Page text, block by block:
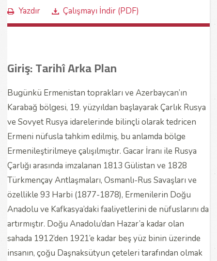
Yazdır Çalışmayı İndir (PDF)
Giriş: Tarihî Arka Plan
Bugünkü Ermenistan toprakları ve Azerbaycan’ın
Karabağ bölgesi, 19. yüzyıldan başlayarak Çarlık Rusya
ve Sovyet Rusya idarelerinde bilinçli olarak tedricen
Ermeni nüfusla tahkim edilmiş, bu anlamda bölge
Ermenileştirilmeye çalışılmıştır. Gacar İranı ile Rusya
Çarlığı arasında imzalanan 1813 Gülistan ve 1828
Türkmençay Antlaşmaları, Osmanlı-Rus Savaşları ve
özellikle 93 Harbi (1877-1878), Ermenilerin Doğu
Anadolu ve Kafkasya’daki faaliyetlerini de nüfuslarını da
artırmıştır. Doğu Anadolu’dan Hazar’a kadar olan
sahada 1912’den 1921’e kadar beş yüz binin üzerinde
insanın, çoğu Daşnaksütyun çeteleri tarafından olmak